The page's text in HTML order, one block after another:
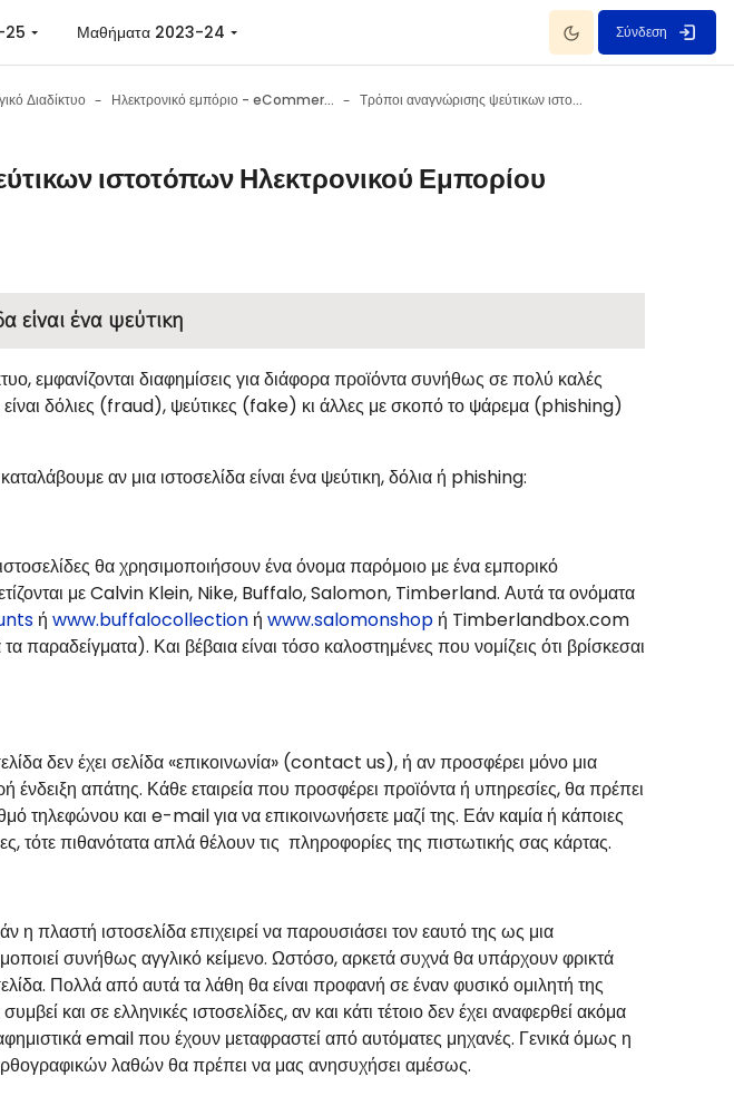
25 Μαθήματα 2023-24 Dark Mode
Σύνδεση
Διαδίκτυο Ηλεκτρονικό εμπόριο - eCommerce 10 Ιουλίου - 16 Ιουλίου Τρόποι αναγνώρισης ψεύτικων ιστοτόπων Ηλεκτρονικού Εμπορίου
ιστοτόπων Ηλεκτρονικού Εμπορίου
είναι ένα ψεύτικη
εμφανίζονται διαφημίσεις για διάφορα προϊόντα συνήθως σε πολύ καλές
δόλιες (fraud), ψεύτικες (fake) κι άλλες με σκοπό το ψάρεμα (phishing)
αν μια ιστοσελίδα είναι ένα ψεύτικη, δόλια ή phishing:
θα χρησιμοποιήσουν ένα όνομα παρόμοιο με ένα εμπορικό
με Calvin Klein, Nike, Buffalo, Salomon, Timberland. Αυτά τα ονόματα
ή www.buffalocollection ή www.salomonshop ή Timberlandbox.com
παραδείγματα). Και βέβαια είναι τόσο καλοστημένες που νομίζεις ότι βρίσκεσαι
δεν έχει σελίδα «επικοινωνία» (contact us), ή αν προσφέρει μόνο μια
ένδειξη απάτης. Κάθε εταιρεία που προσφέρει προϊόντα ή υπηρεσίες, θα πρέπει
τηλεφώνου και e-mail για να επικοινωνήσετε μαζί της. Εάν καμία ή κάποιες
τότε πιθανότατα απλά θέλουν τις πληροφορίες της πιστωτικής σας κάρτας.
η πλαστή ιστοσελίδα επιχειρεί να παρουσιάσει τον εαυτό της ως μια
συνήθως αγγλικό κείμενο. Ωστόσο, αρκετά συχνά θα υπάρχουν φρικτά
Πολλά από αυτά τα λάθη θα είναι προφανή σε έναν φυσικό ομιλητή της
και σε ελληνικές ιστοσελίδες, αν και κάτι τέτοιο δεν έχει αναφερθεί ακόμα
emailπου έχουν μεταφραστεί από αυτόματες μηχανές. Γενικά όμως η
λαθών θα πρέπει να μας ανησυχήσει αμέσως.